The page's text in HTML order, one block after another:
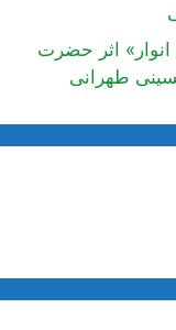
اثر حضرت
طهرانی